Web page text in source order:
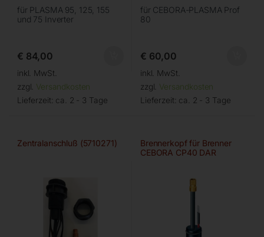
für PLASMA 95, 125, 155
und 75 Inverter
€ 84,00
inkl. MwSt.
zzgl. Versandkosten
Lieferzeit: ca. 2 - 3 Tage
für CEBORA-PLASMA Prof
80
€ 60,00
inkl. MwSt.
zzgl. Versandkosten
Lieferzeit: ca. 2 - 3 Tage
Zentralanschluß (5710271)
Brennerkopf für Brenner
CEBORA CP40 DAR